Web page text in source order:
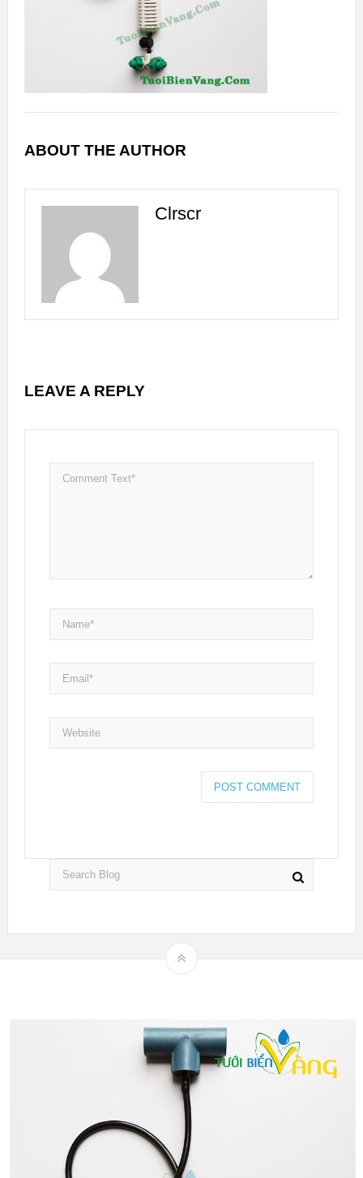
ABOUT THE AUTHOR
Clrscr
LEAVE A REPLY